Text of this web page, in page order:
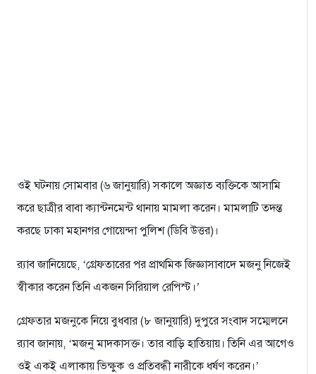
ওই ঘটনায় সোমবার (৬ জানুয়ারি) সকালে অজ্ঞাত ব্যক্তিকে আসামি
করে ছাত্রীর বাবা ক্যান্টনমেন্ট থানায় মামলা করেন। মামলাটি তদন্ত
করছে ঢাকা মহানগর গোয়েন্দা পুলিশ (ডিবি উত্তর)।
র‍্যাব জানিয়েছে, ‘গ্রেফতারের পর প্রাথমিক জিজ্ঞাসাবাদে মজনু নিজেই
স্বীকার করেন তিনি একজন সিরিয়াল রেপিস্ট।’
গ্রেফতার মজনুকে নিয়ে বুধবার (৮ জানুয়ারি) দুপুরে সংবাদ সম্মেলনে
র‍্যাব জানায়, ‘মজনু মাদকাসক্ত। তার বাড়ি হাতিয়ায়। তিনি এর আগেও
ওই একই এলাকায় ভিক্ষুক ও প্রতিবন্ধী নারীকে ধর্ষণ করেন।’